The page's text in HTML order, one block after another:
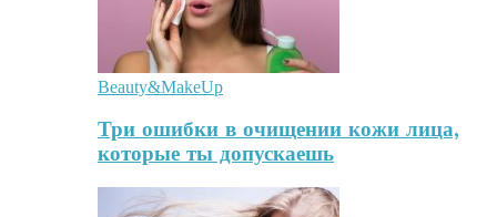
Beauty&MakeUp
Три ошибки в очищении кожи лица,
которые ты допускаешь